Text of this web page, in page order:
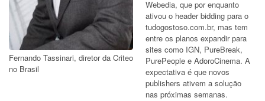
Fernando Tassinari, diretor da Criteo
no Brasil
Webedia, que por enquanto
ativou o header bidding para o
tudogostoso.com.br, mas tem
entre os planos expandir para
sites como IGN, PureBreak,
PurePeople e AdoroCinema. A
expectativa é que novos
publishers ativem a solução
nas próximas semanas.